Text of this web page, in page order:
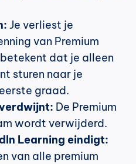
Je verliest je
van Premium
dat je alleen
sturen naar je
graad.
De Premium
wordt verwijderd.
Learning eindigt:
van alle premium